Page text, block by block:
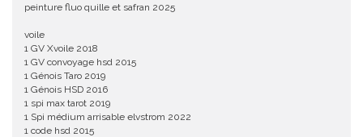
peinture fluo quille et safran 2025
voile
1 GV Xvoile 2018
1 GV convoyage hsd 2015
1 Génois Taro 2019
1 Génois HSD 2016
1 spi max tarot 2019
1 Spi médium arrisable elvstrom 2022
1 code hsd 2015